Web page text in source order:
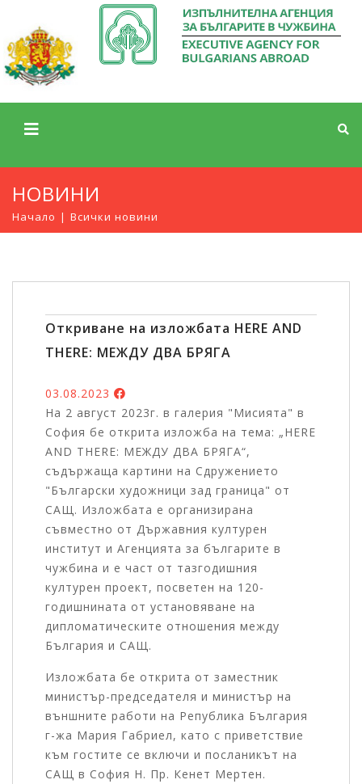
НОВИНИ
Начало Всички новини
Откриване на изложбата HERE AND
THERE: МЕЖДУ ДВА БРЯГА
03.08.2023
На 2 август 2023г. в галерия "Мисията" в
София бе открита изложба на тема: „HERE
AND THERE: МЕЖДУ ДВА БРЯГА“,
съдържаща картини на Сдружението
"Български художници зад граница" от
САЩ. Изложбата е организирана
съвместно от Държавния културен
институт и Агенцията за българите в
чужбина и е част от тазгодишния
културен проект, посветен на 120-
годишнината от установяване на
дипломатическите отношения между
България и САЩ.
Изложбата бе открита от заместник
министър-председателя и министър на
външните работи на Република България
г-жа Мария Габриел, като с приветствие
към гостите се включи и посланикът на
САЩ в София Н. Пр. Кенет Мертен.